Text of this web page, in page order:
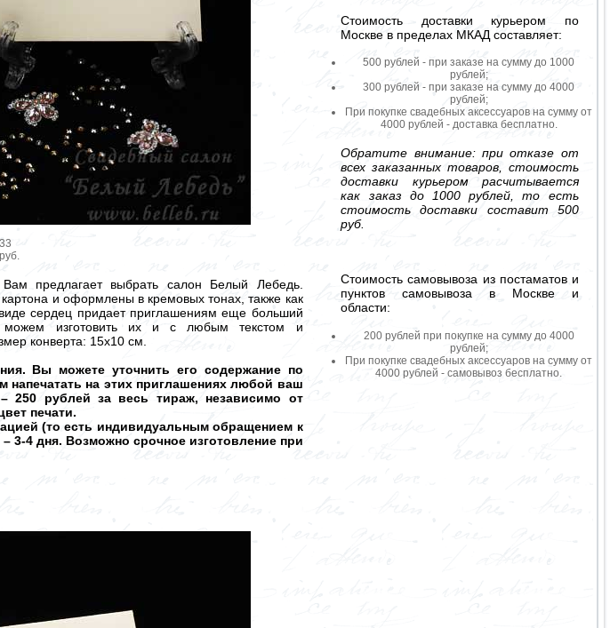
Стоимость доставки курьером по
Москве в пределах МКАД составляет:
500 рублей - при заказе на сумму до 1000
рублей;
300 рублей - при заказе на сумму до 4000
рублей;
При покупке свадебных аксессуаров на сумму от
4000 рублей - доставка бесплатно.
Обратите внимание: при отказе от
всех заказанных товаров, стоимость
доставки курьером расчитывается
как заказ до 1000 рублей, то есть
стоимость доставки составит 500
руб.
Стоимость самовывоза из постаматов и
пунктов самовывоза в Москве и
области:
200 рублей при покупке на сумму до 4000
рублей;
При покупке свадебных аксессуаров на сумму от
4000 рублей - самовывоз бесплатно.
предлагает выбрать салон Белый Лебедь.
картона и оформлены в кремовых тонах, также как
сердец придает приглашениям еще больший
изготовить их и с любым текстом и
конверта: 15х10 см.
Вы можете уточнить его содержание по
напечатать на этих приглашениях любой ваш
250 рублей за весь тираж, независимо от
печати.
(то есть индивидуальным обращением к
3-4 дня. Возможно срочное изготовление при